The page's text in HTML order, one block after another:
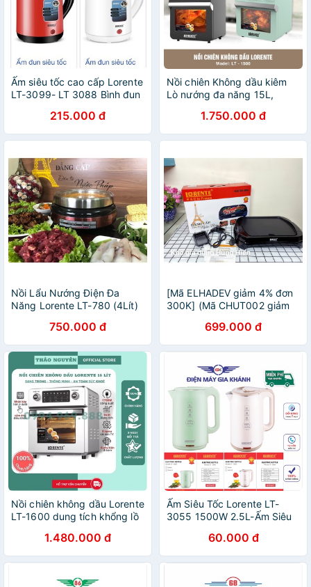
Ấm siêu tốc cao cấp Lorente
LT-3099- LT 3088 Bình đun
hãng (BH12 tháng)
215.000 đ
Nồi chiên Không dầu kiêm
Lò nướng đa năng 15L,
Chính hãng, Bảo hành 12
tháng
1.750.000 đ
Nồi Lẩu Nướng Điện Đa
Năng Lorente LT-780 (4Lít)
750.000 đ
[Mã ELHADEV giảm 4% đơn
300K] (Mã CHUT002 giảm
cấp Lorente LT-576 - Hàng
chính hãng
699.000 đ
Nồi chiên không dầu Lorente
LT-1600 dung tích khổng lồ
hoạt( Hàng chính hãng)
1.480.000 đ
Ấm Siêu Tốc Lorente LT-
3055 1500W 2.5L-Ấm Siêu
60.000 đ